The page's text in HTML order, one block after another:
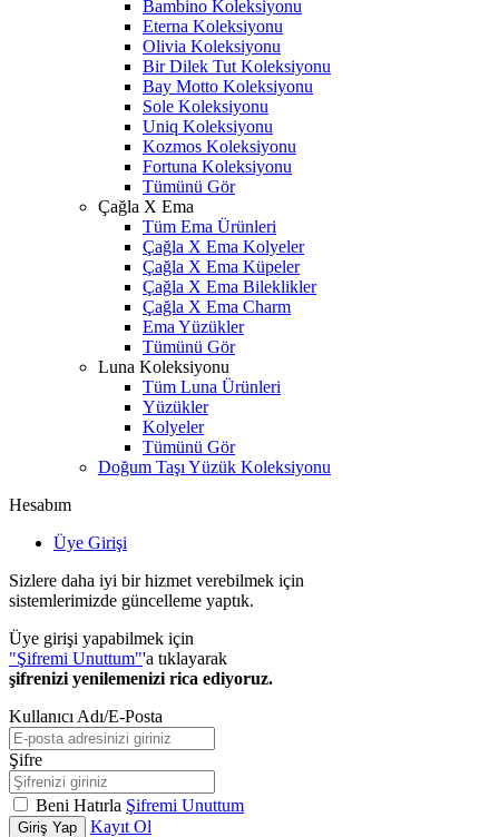
Bambino Koleksiyonu
Eterna Koleksiyonu
Olivia Koleksiyonu
Bir Dilek Tut Koleksiyonu
Bay Motto Koleksiyonu
Sole Koleksiyonu
Uniq Koleksiyonu
Kozmos Koleksiyonu
Fortuna Koleksiyonu
Tümünü Gör
Çağla X Ema
Tüm Ema Ürünleri
Çağla X Ema Kolyeler
Çağla X Ema Küpeler
Çağla X Ema Bileklikler
Çağla X Ema Charm
Ema Yüzükler
Tümünü Gör
Luna Koleksiyonu
Tüm Luna Ürünleri
Yüzükler
Kolyeler
Tümünü Gör
Doğum Taşı Yüzük Koleksiyonu
Hesabım
Üye Girişi
Sizlere daha iyi bir hizmet verebilmek için
sistemlerimizde güncelleme yaptık.
Üye girişi yapabilmek için
"Şifremi Unuttum"'a tıklayarak
şifrenizi yenilemenizi rica ediyoruz.
Kullanıcı Adı/E-Posta
Şifre
Beni Hatırla Şifremi Unuttum
Giriş Yap
Kayıt Ol